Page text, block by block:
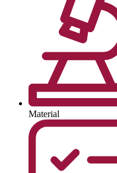
Material